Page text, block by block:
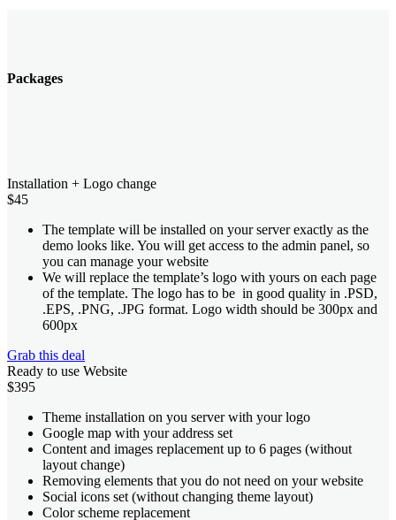
Packages
Installation + Logo change
$45
The template will be installed on your server exactly as the
demo looks like. You will get access to the admin panel, so
you can manage your website
We will replace the template’s logo with yours on each page
of the template. The logo has to be in good quality in .PSD,
.EPS, .PNG, .JPG format. Logo width should be 300px and
600px
Grab this deal
Ready to use Website
$395
Theme installation on you server with your logo
Google map with your address set
Content and images replacement up to 6 pages (without
layout change)
Removing elements that you do not need on your website
Social icons set (without changing theme layout)
Color scheme replacement